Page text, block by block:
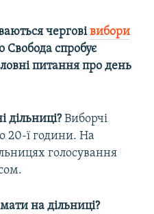
черговівибори
Свобода спробує
питання про день
дільниці?Виборчі
20-ї години. На
голосування
на дільниці?